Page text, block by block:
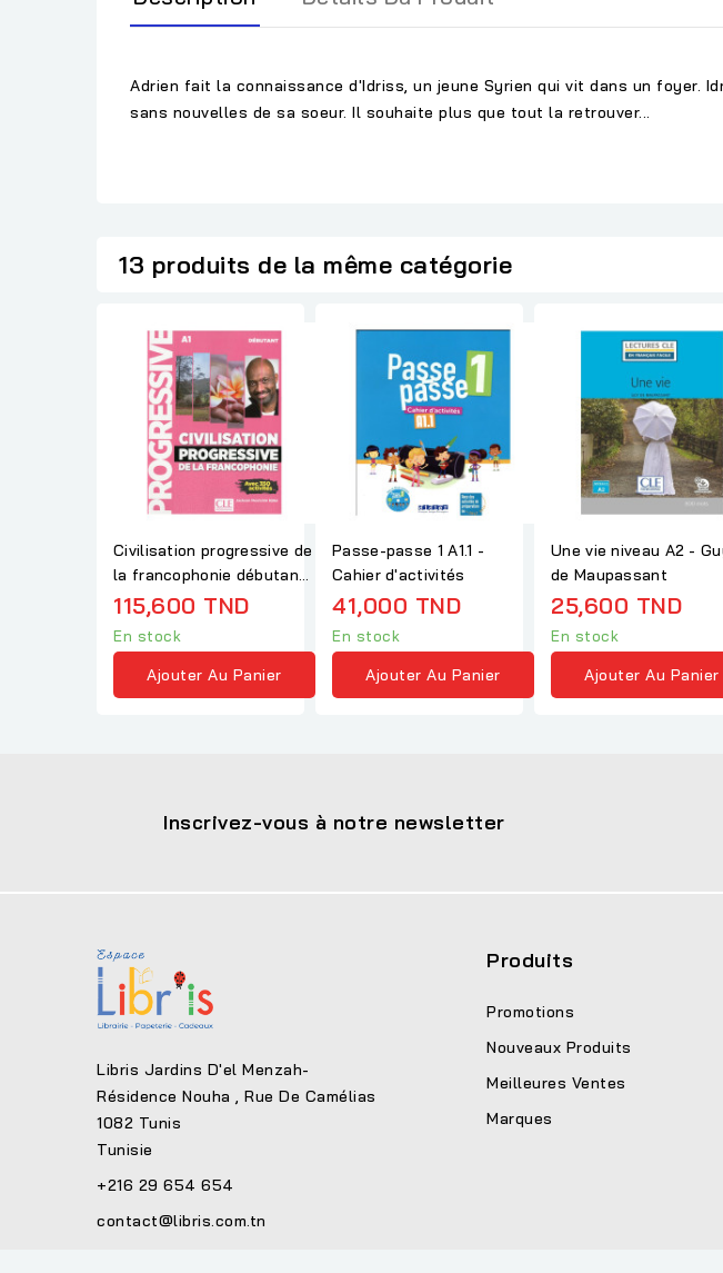
Adrien fait la connaissance d'Idriss, un jeune Syrien qui vit dans un foyer.
sans nouvelles de sa soeur. Il souhaite plus que tout la retrouver...
13 produits de la même catégorie
Civilisation progressive de
la francophonie débutant
NC
115,600 TND
En stock
Ajouter Au Panier
Passe-passe 1 A1.1 -
Cahier d'activités
41,000 TND
En stock
Ajouter Au Panier
Une vie niveau A2 - Guy
de Maupassant
25,600 TND
En stock
Ajouter Au Panier
Inscrivez-vous à notre newsletter
Libris Jardins D'el Menzah-
Résidence Nouha , Rue De Camélias
1082 Tunis
Tunisie
+216 29 654 654
contact@libris.com.tn
Produits
Promotions
Nouveaux Produits
Meilleures Ventes
Marques